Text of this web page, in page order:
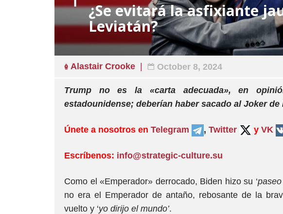
¿Se evitará la asfixiante
Leviatán?
Alastair Crooke October 8, 2024
Trump no es la «carta adecuada», en
estadounidense; deberían haber sacado al Joker de
Únete a nosotros en Telegram , Twitter y VK
Escríbenos: info@strategic-culture.su
Como el «Emperador» derrocado, Biden hizo su ‘
no era el Emperador de antaño, rebosante de la
vuelto y ‘yo dirijo el mundo’.